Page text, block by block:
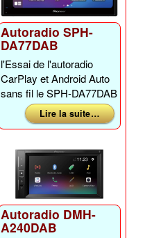
Autoradio SPH-
DA77DAB
l'Essai de l'autoradio
CarPlay et Android Auto
sans fil le SPH-DA77DAB
Lire la suite …
Autoradio DMH-
A240DAB